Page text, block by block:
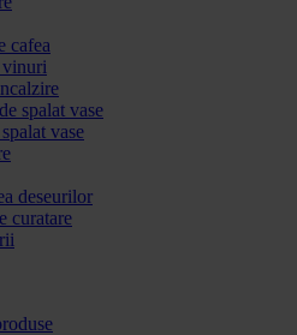
cafea
vase
deseurilor
curatare